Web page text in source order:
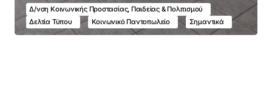
Δ/νση Κοινωνικής Προστασίας, Παιδείας & Πολιτισμού
Δελτία Τύπου
Κοινωνικό Παντοπωλείο Σημαντικά